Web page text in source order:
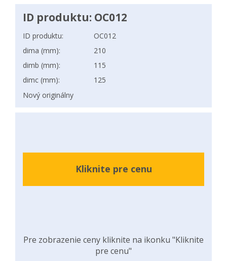
ID produktu: OC012
ID produktu:
OC012
dima (mm):
210
dimb (mm):
115
dimc (mm):
125
Nový originálny
Kliknite pre cenu
Pre zobrazenie ceny kliknite na ikonku "Kliknite
pre cenu"